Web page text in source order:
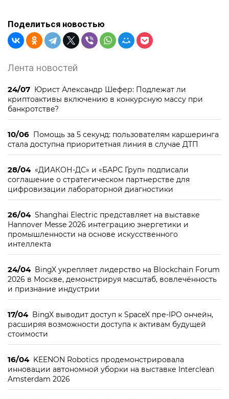
Поделиться новостью
Лента новостей
24/07 Юрист Александр Шефер: Подлежат ли
криптоактивы включению в конкурсную массу при
банкротстве?
10/06 Помощь за 5 секунд: пользователям каршеринга
стала доступна приоритетная линия в случае ДТП
28/04 «ДИАКОН-ДС» и «БАРС Груп» подписали
соглашение о стратегическом партнерстве для
цифровизации лабораторной диагностики
26/04 Shanghai Electric представляет на выставке
Hannover Messe 2026 интеграцию энергетики и
промышленности на основе искусственного
интеллекта
24/04 BingX укрепляет лидерство на Blockchain Forum
2026 в Москве, демонстрируя масштаб, вовлечённость
и признание индустрии
17/04 BingX выводит доступ к SpaceX пре-IPO ончейн,
расширяя возможности доступа к активам будущей
стоимости
16/04 KEENON Robotics продемонстрировала
инновации автономной уборки на выставке Interclean
Amsterdam 2026